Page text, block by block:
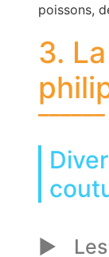
poissons,
3.